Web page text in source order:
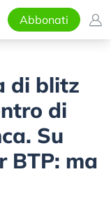
Abbonati
di blitz
di
Su
BTP: ma